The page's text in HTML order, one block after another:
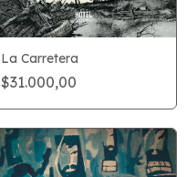
La Carretera
$31.000,00